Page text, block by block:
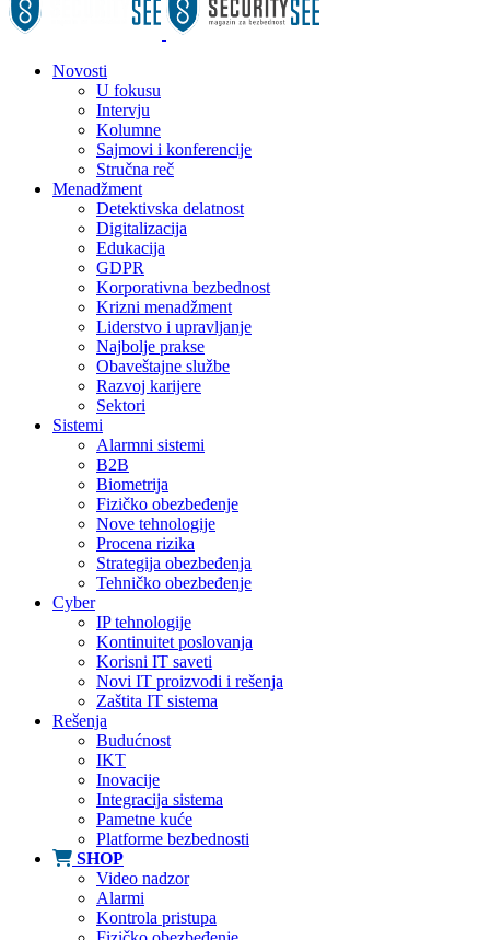
Novosti
U fokusu
Intervju
Kolumne
Sajmovi i konferencije
Stručna reč
Menadžment
Detektivska delatnost
Digitalizacija
Edukacija
GDPR
Korporativna bezbednost
Krizni menadžment
Liderstvo i upravljanje
Najbolje prakse
Obaveštajne službe
Razvoj karijere
Sektori
Sistemi
Alarmni sistemi
B2B
Biometrija
Fizičko obezbeđenje
Nove tehnologije
Procena rizika
Strategija obezbeđenja
Tehničko obezbeđenje
Cyber
IP tehnologije
Kontinuitet poslovanja
Korisni IT saveti
Novi IT proizvodi i rešenja
Zaštita IT sistema
Rešenja
Budućnost
IKT
Inovacije
Integracija sistema
Pametne kuće
Platforme bezbednosti
SHOP
Video nadzor
Alarmi
Kontrola pristupa